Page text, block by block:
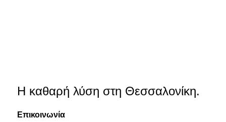
Η καθαρή λύση στη Θεσσαλονίκη.
Επικοινωνία